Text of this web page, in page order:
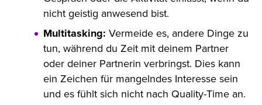
nicht geistig anwesend bist.
Multitasking: Vermeide es, andere Dinge zu
tun, während du Zeit mit deinem Partner
oder deiner Partnerin verbringst. Dies kann
ein Zeichen für mangelndes Interesse sein
und es fühlt sich nicht nach Quality-Time an.